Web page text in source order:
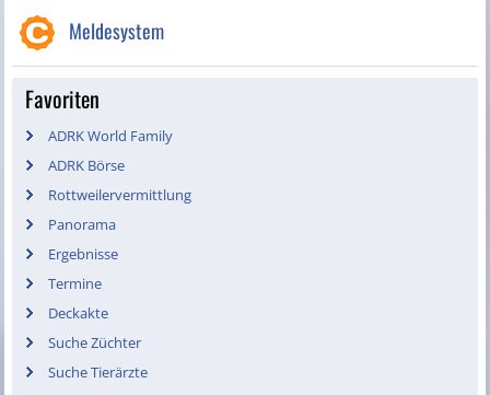
Meldesystem
Favoriten
ADRK World Family
ADRK Börse
Rottweilervermittlung
Panorama
Ergebnisse
Termine
Deckakte
Suche Züchter
Suche Tierärzte